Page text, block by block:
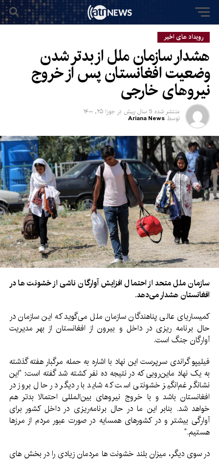
رویداد های اخیر
هشدار سازمان ملل از بدتر شدن
وضعیت افغانستان پس از خروج
نیروهای خارجی
منتشر شده 5 سال پیش در جوزا ۲۵, ۱۴۰۰
توسط Ariana News
سازمان ملل متحد از احتمال افزایش آوارگان ناشی از خشونت ها در
افغانستان هشدار می‌دهد.
کمیساریای عالی پناهندگان سازمان ملل می‌گوید که این سازمان در
حال برنامه ریزی در داخل و بیرون از افغانستان از بهر مدیریت
آوارگان جنگ است.
فیلیپو گراندی سرپرست این نهاد با اشاره به حمله مرگبار هفته گذشته
به یک نهاد ماین‌روبی که در نتیجه ده نفر کشته شد گفته است: “این
نشانگر غم‌انگیز خشونتی است که شاید بار دیگر در حال بروز در
افغانستان باشد و با خروج نیروهای بین‌المللی احتمالا بدتر هم
خواهد شد. بنابر این ما در حال برنامه‌ریزی در داخل کشور برای
آوارگی بیشتر و در کشورهای همسایه در صورت عبور مردم از مرزها
هستیم.”
در سوی دیگر، میزان بلند خشونت ها مردمان زیادی را در بخش های